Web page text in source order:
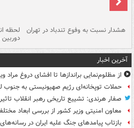
هشدار نسبت به وفوع تندباد در تهران
آخرین اخبار
از مظلوم‌نمایی براندازها تا افشای دروغ مراد
حملات توپخانه‌ای رژیم صهیونیستی به جنوب
صفار هرندی: تشییع تاریخی رهبر انقلاب
معاون امنیتی وزیر کشور از بررسی ابعاد
بازتاب پیامدهای جنگ علیه ایران در